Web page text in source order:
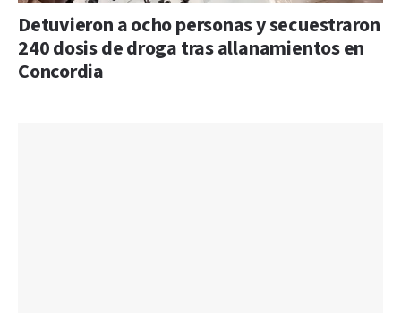
Detuvieron a ocho personas y secuestraron
240 dosis de droga tras allanamientos en
Concordia